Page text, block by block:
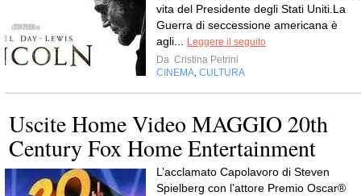
vita del Presidente degli Stati Uniti.La
Guerra di seccessione americana è
agli...
Leggere il seguito
Da Cristina Petrini
CINEMA CULTURA
Uscite Home Video MAGGIO 20th
Century Fox Home Entertainment
L’acclamato Capolavoro di Steven
Spielberg con l’attore Premio Oscar®